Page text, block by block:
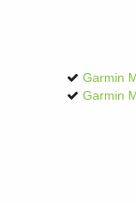
Garmin
Garmin